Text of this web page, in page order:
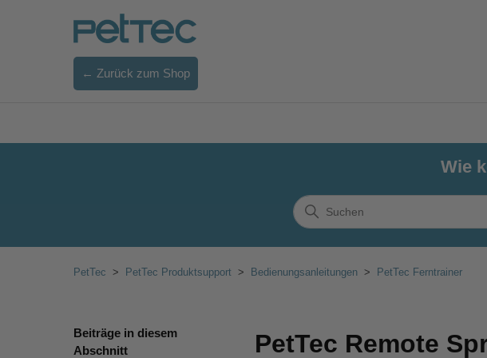
← Zurück zum Shop
Wie
PetTec PetTec Produktsupport Bedienungsanleitungen PetTec Ferntrainer
Beiträge in diesem
Abschnitt
PetTec Remote